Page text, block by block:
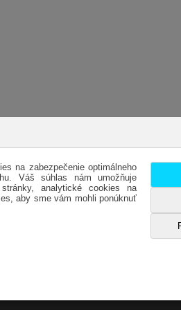
na zabezpečenie optimálneho
Váš súhlas nám umožňuje
analytické cookies na
aby sme vám mohli ponúknuť